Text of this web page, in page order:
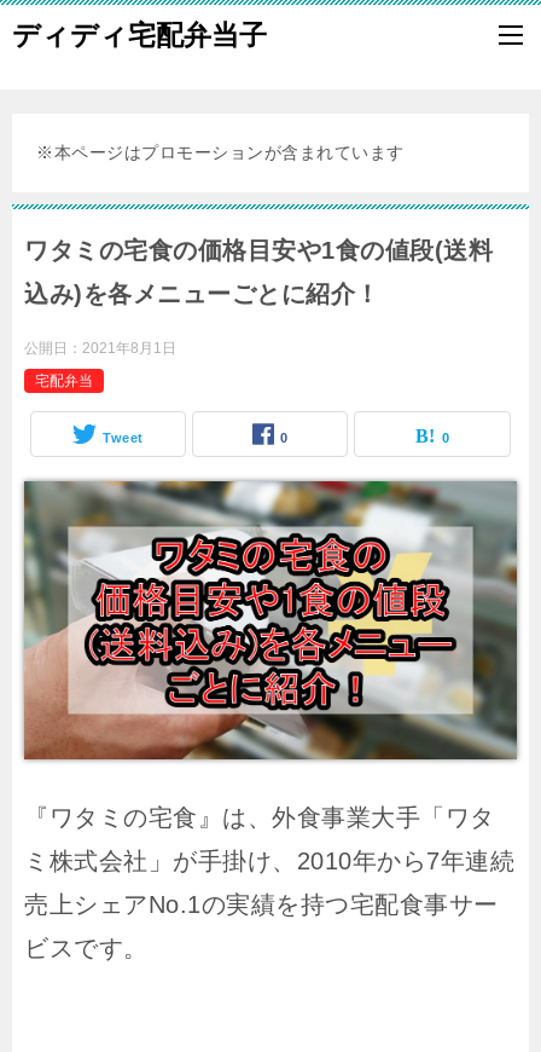
ディディ宅配弁当子
※本ページはプロモーションが含まれています
ワタミの宅食の価格目安や1食の値段(送料
込み)を各メニューごとに紹介！
公開日： 2021年8月1日
宅配弁当
Tweet 0 0
『ワタミの宅食』は、外食事業大手「ワタ
ミ株式会社」が手掛け、2010年から7年連続
売上シェアNo.1の実績を持つ宅配食事サー
ビスです。